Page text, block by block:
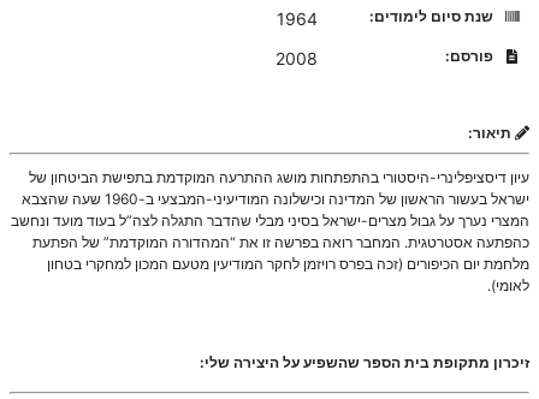
שנת סיום לימודים:
1964
פורסם: 2008
תיאור:
עיון דיסציפלינרי-היסטורי בהתפתחות מושג ההתרעה המוקדמת בתפישת הביטחון של
ישראל בעשור הראשון של המדינה וכישלונה המודיעיני-המבצעי ב-1960 שעה שהצבא
המצרי נערך על גבול מצרים-ישראל בסיני מבלי שהדבר התגלה לצה”ל בעוד מועד ונחשב
כהפתעה אסטרטגית. המחבר רואה בפרשה זו את “המהדורה המוקדמת” של הפתעת
מלחמת יום הכיפורים (זכה בפרס רויזמן לחקר המודיעין מטעם המכון למחקרי בטחון
לאומי).
זיכרון מתקופת בית הספר שהשפיע על היצירה שלי: